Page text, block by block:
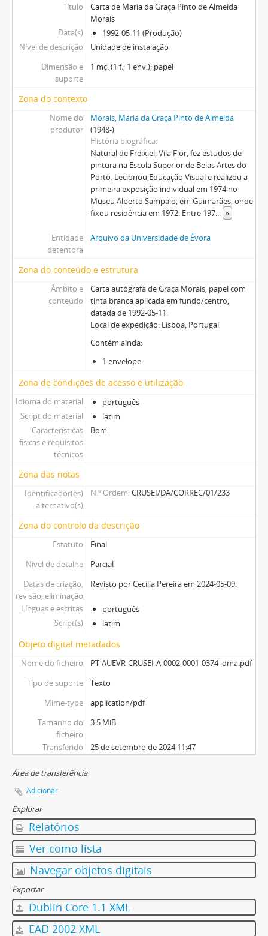
Título
Carta de Maria da Graça Pinto de Almeida
Morais
Data(s)
1992-05-11 (Produção)
Nível de descrição
Unidade de instalação
Dimensão e
suporte
1 mç. (1 f.; 1 env.); papel
Zona do contexto
Nome do
produtor
Morais, Maria da Graça Pinto de Almeida
(1948-)
História biográfica
Natural de Freixiel, Vila Flor, fez estudos de
pintura na Escola Superior de Belas Artes do
Porto. Lecionou Educação Visual e realizou a
primeira exposição individual em 1974 no
Museu Alberto Sampaio, em Guimarães, onde
fixou residência em 1972. Entre 197... »
Entidade
detentora
Arquivo da Universidade de Évora
Zona do conteúdo e estrutura
Âmbito e
conteúdo
Carta autógrafa de Graça Morais, papel com
tinta branca aplicada em fundo/centro,
datada de 1992-05-11.
Local de expedição: Lisboa, Portugal
Contém ainda:
1 envelope
Zona de condições de acesso e utilização
Idioma do material
português
Script do material
latim
Características
físicas e requisitos
técnicos
Bom
Zona das notas
Identificador(es)
alternativo(s)
N.º Ordem CRUSEI/DA/CORREC/01/233
Zona do controlo da descrição
Estatuto
Final
Nível de detalhe
Parcial
Datas de criação,
revisão, eliminação
Revisto por Cecília Pereira em 2024-05-09.
Línguas e escritas
português
Script(s)
latim
Objeto digital metadados
Nome do ficheiro
PT-AUEVR-CRUSEI-A-0002-0001-0374_dma.pdf
Tipo de suporte
Texto
Mime-type
application/pdf
Tamanho do
ficheiro
3.5 MiB
Transferido 25 de setembro de 2024 11:47
Área de transferência
Adicionar
Explorar
Relatórios
Ver como lista
Navegar objetos digitais
Exportar
Dublin Core 1.1 XML
EAD 2002 XML